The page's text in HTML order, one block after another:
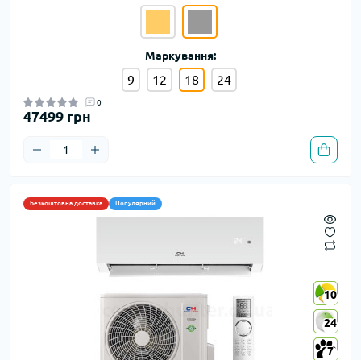
Маркування:
9 12 18 24
0
47499 грн
Безкоштовна доставка Популярний
10
24
7
10
24
7